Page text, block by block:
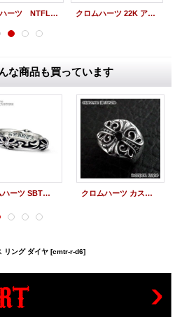
クロムハーツ NTFLリング ハートスタックチャーム リング クロムハーツ 22K アルファベット R チャーム
な商品も買っています
クロムハーツ SBTバンドリング 4Pダイヤ カスタム クロムハーツ カスタム キーパーリング ブラックダイヤ
リング ダイヤ [cmtr-r-d6]